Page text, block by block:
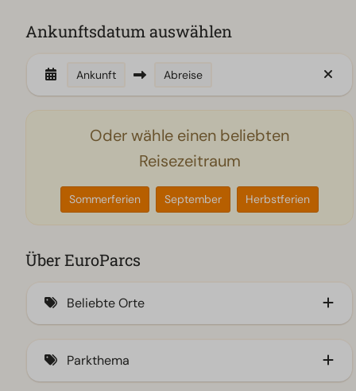
Ankunftsdatum auswählen
Ankunft Abreise
Oder wähle einen beliebten
Reisezeitraum
Sommerferien September Herbstferien
Über EuroParcs
Beliebte Orte
Veluwe
Parkthema